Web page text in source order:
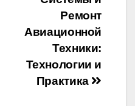
Ремонт
Авиационной
Техники:
Технологии и
Практика